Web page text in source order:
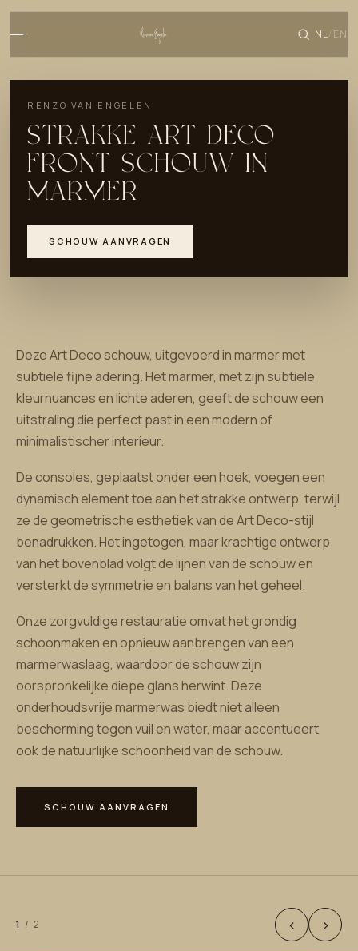
NL/ EN
RENZO VAN ENGELEN
STRAKKE ART DECO
FRONT SCHOUW IN
MARMER
SCHOUW AANVRAGEN
Deze Art Deco schouw, uitgevoerd in marmer met
subtiele fijne adering. Het marmer, met zijn subtiele
kleurnuances en lichte aderen, geeft de schouw een
uitstraling die perfect past in een modern of
minimalistischer interieur.
De consoles, geplaatst onder een hoek, voegen een
dynamisch element toe aan het strakke ontwerp, terwijl
ze de geometrische esthetiek van de Art Deco-stijl
benadrukken. Het ingetogen, maar krachtige ontwerp
van het bovenblad volgt de lijnen van de schouw en
versterkt de symmetrie en balans van het geheel.
Onze zorgvuldige restauratie omvat het grondig
schoonmaken en opnieuw aanbrengen van een
marmerwaslaag, waardoor de schouw zijn
oorspronkelijke diepe glans herwint. Deze
onderhoudsvrije marmerwas biedt niet alleen
bescherming tegen vuil en water, maar accentueert
ook de natuurlijke schoonheid van de schouw.
SCHOUW AANVRAGEN
1 / 2 ‹ ›